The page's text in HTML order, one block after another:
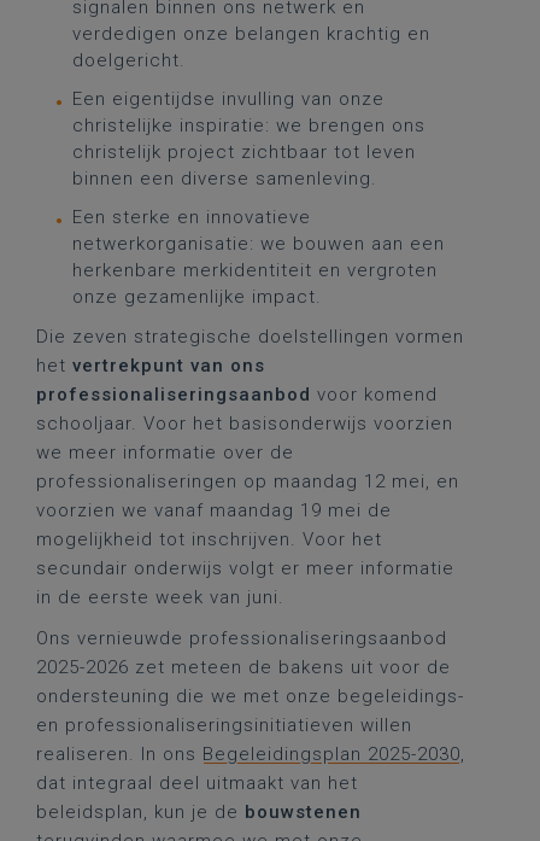
signalen binnen ons netwerk en
verdedigen onze belangen krachtig en
doelgericht.
Een eigentijdse invulling van onze
christelijke inspiratie: we brengen ons
christelijk project zichtbaar tot leven
binnen een diverse samenleving.
Een sterke en innovatieve
netwerkorganisatie: we bouwen aan een
herkenbare merkidentiteit en vergroten
onze gezamenlijke impact.
Die zeven strategische doelstellingen vormen
het vertrekpunt van ons
professionaliseringsaanbod voor komend
schooljaar. Voor het basisonderwijs voorzien
we meer informatie over de
professionaliseringen op maandag 12 mei, en
voorzien we vanaf maandag 19 mei de
mogelijkheid tot inschrijven. Voor het
secundair onderwijs volgt er meer informatie
in de eerste week van juni.
Ons vernieuwde professionaliseringsaanbod
2025-2026 zet meteen de bakens uit voor de
ondersteuning die we met onze begeleidings-
en professionaliseringsinitiatieven willen
realiseren. In ons Begeleidingsplan 2025-2030,
dat integraal deel uitmaakt van het
beleidsplan, kun je de bouwstenen